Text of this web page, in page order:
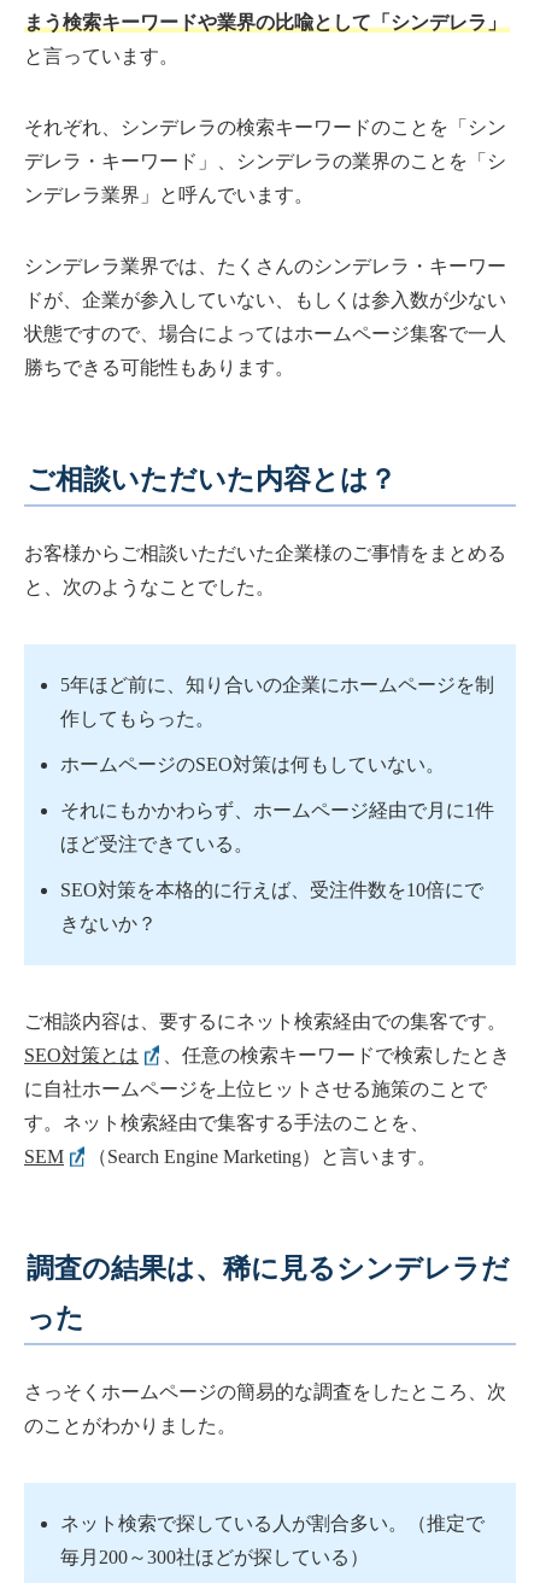
まう検索キーワードや業界の比喩として「シンデレラ」
と言っています。
それぞれ、シンデレラの検索キーワードのことを「シン
デレラ・キーワード」、シンデレラの業界のことを「シ
ンデレラ業界」と呼んでいます。
シンデレラ業界では、たくさんのシンデレラ・キーワー
ドが、企業が参入していない、もしくは参入数が少ない
状態ですので、場合によってはホームページ集客で一人
勝ちできる可能性もあります。
ご相談いただいた内容とは？
お客様からご相談いただいた企業様のご事情をまとめる
と、次のようなことでした。
5年ほど前に、知り合いの企業にホームページを制
作してもらった。
ホームページのSEO対策は何もしていない。
それにもかかわらず、ホームページ経由で月に1件
ほど受注できている。
SEO対策を本格的に行えば、受注件数を10倍にで
きないか？
ご相談内容は、要するにネット検索経由での集客です。
SEO対策とは
、任意の検索キーワードで検索したとき
に自社ホームページを上位ヒットさせる施策のことで
す。ネット検索経由で集客する手法のことを、
SEM
（Search Engine Marketing）と言います。
調査の結果は、稀に見るシンデレラだ
った
さっそくホームページの簡易的な調査をしたところ、次
のことがわかりました。
ネット検索で探している人が割合多い。（推定で
毎月200～300社ほどが探している）